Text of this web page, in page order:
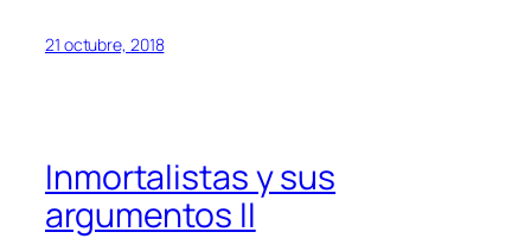
21 octubre, 2018
Inmortalistas y sus
argumentos II